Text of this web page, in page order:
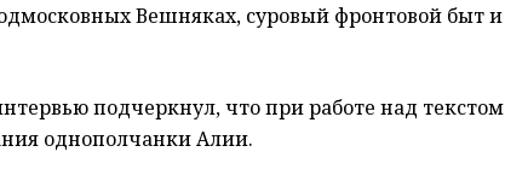
Вешняках, суровый фронтовой быт и
подчеркнул, что при работе над текстом
однополчанки Алии.